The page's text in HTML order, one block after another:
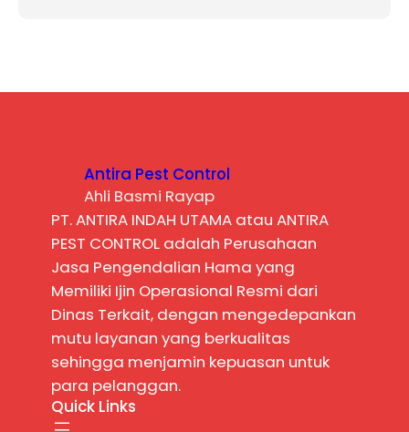
Antira Pest Control
Ahli Basmi Rayap
PT. ANTIRA INDAH UTAMA atau ANTIRA
PEST CONTROL adalah Perusahaan
Jasa Pengendalian Hama yang
Memiliki Ijin Operasional Resmi dari
Dinas Terkait, dengan mengedepankan
mutu layanan yang berkualitas
sehingga menjamin kepuasan untuk
para pelanggan.
Quick Links